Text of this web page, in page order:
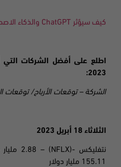
كيف سيؤثر ChatGPT والذكاء
اطلع على أفضل الشركات التي
2023:
الشركة – توقعات الأرباح/ توقعات
الثلاثاء 18 أبريل 2023
نتفليكس-(NFLX) – 2.88
155.11 مليار دولار